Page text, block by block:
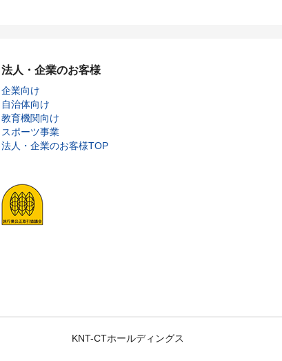
法人・企業のお客様
企業向け
自治体向け
教育機関向け
スポーツ事業
法人・企業のお客様TOP
KNT-CTホールディングス